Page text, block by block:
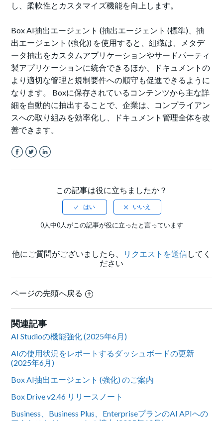
し、柔軟性とカスタマイズ機能を向上します。
Box AI抽出エージェント (抽出エージェント (標準)、抽
出エージェント (強化)) を使用すると、組織は、メタデ
ータ抽出をカスタムアプリケーションやサードパーティ
製アプリケーションに統合できるほか、ドキュメントの
より適切な管理と規制要件への順守も促進できるように
なります。 Boxに保存されているコンテンツから主な詳
細を自動的に抽出することで、企業は、コンプライアン
スへの取り組みを効率化し、ドキュメント管理全体を改
善できます。
この記事は役に立ちましたか？
0人中0人がこの記事が役に立ったと言っています
他にご質問がございましたら、 リクエストを送信してく
ださい
ページの先頭へ戻る
関連記事
AI Studioの機能強化 (2025年6月)
AIの使用状況をレポートするダッシュボードの更新
(2025年6月)
Box AI抽出エージェント (強化) のご案内
Box Drive v2.46 リリースノート
Business、Business Plus、EnterpriseプランのAI APIへの